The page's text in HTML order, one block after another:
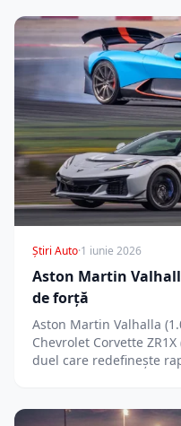
Știri Auto·1 iunie 2026
Aston Martin
de forță
Aston Martin Valhalla
Chevrolet Corvette
duel care redefinește